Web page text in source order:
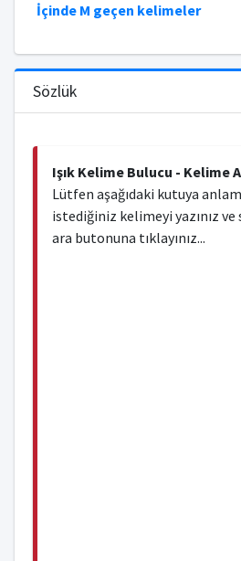
İçinde M geçen kelimeler
Sözlük
Işık Kelime Bulucu - Kelime
Lütfen aşağıdaki kutuya
istediğiniz kelimeyi yazınız
ara butonuna tıklayınız...